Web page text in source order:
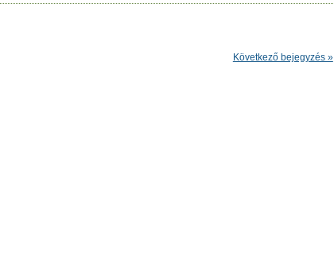
Következő bejegyzés »